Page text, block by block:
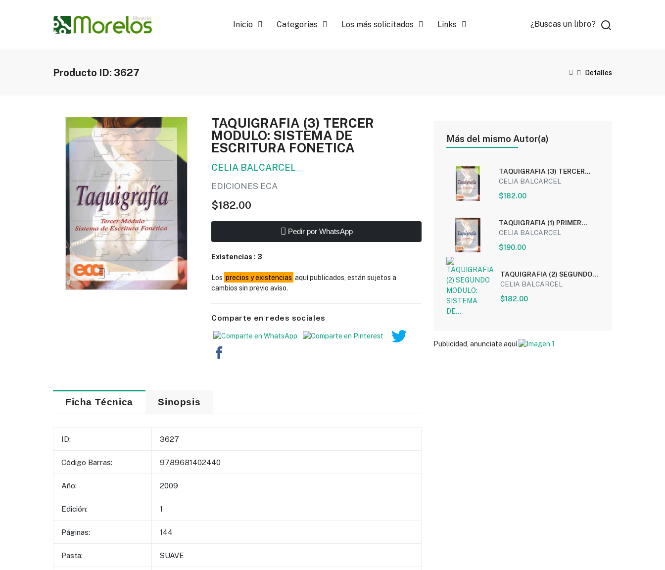
Inicio Categorias Los más solicitados Links ¿Buscas un libro?
Producto ID: 3627 Detalles
TAQUIGRAFIA (3) TERCER
MODULO: SISTEMA DE
ESCRITURA FONETICA
CELIA BALCARCEL
EDICIONES ECA
$182.00
Pedir por WhatsApp
Existencias : 3
Los precios y existencias aquí publicados, están sujetos a
cambios sin previo aviso.
Comparte en redes sociales
Ficha Técnica Sinopsis
ID: 3627
Código Barras: 9789681402440
Año: 2009
Edición: 1
Páginas: 144
Pasta: SUAVE
Más del mismo Autor(a)
TAQUIGRAFIA (3) TERCER
MODULO: SISTEMA DE...
CELIA BALCARCEL
$182.00
TAQUIGRAFIA (1) PRIMER
MODULO: SISTEMA DE...
CELIA BALCARCEL
$190.00
TAQUIGRAFIA (2) SEGUNDO
MODULO: SISTEMA DE...
CELIA BALCARCEL
$182.00
Publicidad, anunciate aquí